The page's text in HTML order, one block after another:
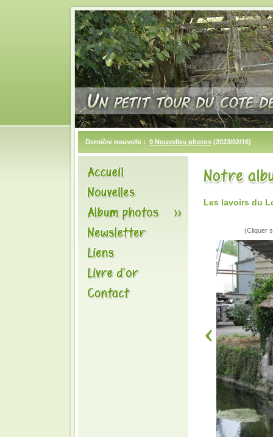
Dernière nouvelle : 9 Nouvelles photos (2023/02/16)
Les lavoirs du
(Cliquer